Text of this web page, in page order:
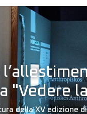
"Vedere
della XV edizione